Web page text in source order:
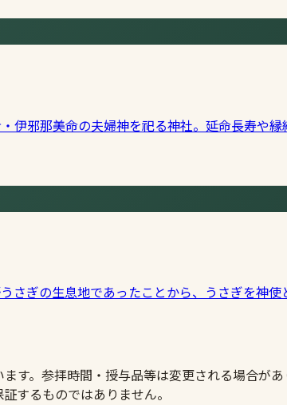
伊邪那美命の夫婦神を祀る神社。延命長寿
さぎの生息地であったことから、うさぎを神
す。参拝時間・授与品等は変更される場合が
するものではありません。